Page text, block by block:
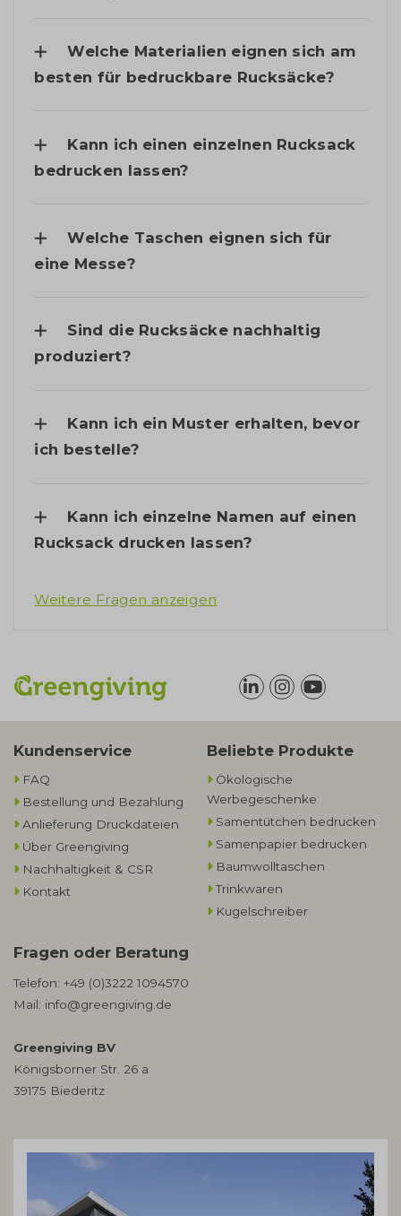
Welche Materialien eignen sich am
besten für bedruckbare Rucksäcke?
Kann ich einen einzelnen Rucksack
bedrucken lassen?
Welche Taschen eignen sich für
eine Messe?
Sind die Rucksäcke nachhaltig
produziert?
Kann ich ein Muster erhalten, bevor
ich bestelle?
Kann ich einzelne Namen auf einen
Rucksack drucken lassen?
Weitere Fragen anzeigen
Kundenservice
FAQ
Bestellung und Bezahlung
Anlieferung Druckdateien
Über Greengiving
Nachhaltigkeit & CSR
Kontakt
Beliebte Produkte
Ökologische
Werbegeschenke​
Samentütchen bedrucken
Samenpapier bedrucken
Baumwolltaschen​
Trinkwaren
Kugelschreiber
Fragen oder Beratung
Telefon: +49 (0)3222 1094570
Mail: info@greengiving.de
Greengiving BV
Königsborner Str. 26 a
39175 Biederitz